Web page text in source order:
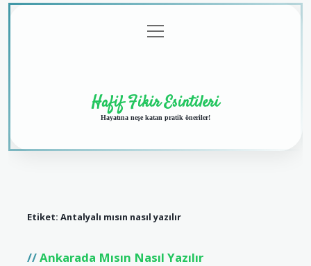
menüyü
aç
Hafif Fikir Esintileri
Hayatına neşe katan pratik öneriler!
Etiket: Antalyalı mısın nasıl yazılır
Ankarada Mısın Nasıl Yazılır